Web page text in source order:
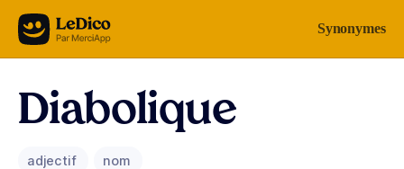
Aller au contenu Synonymes
Diabolique
adjectif nom